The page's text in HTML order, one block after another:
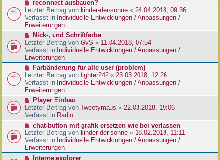
r
a
g
r
B
e
i
r
a
g
N
e
u
e
r
B
e
i
t
a
g
reconnect ausbauen?
Letzter Beitrag von kinder-der-sonne « 24.04.2018, 09:36
Verfasst in Individuelle Entwicklungen / Anpassungen /
Erweiterungen
N
e
u
e
r
B
e
i
t
a
g
Nick-, und Schriftfarbe
Letzter Beitrag von GvS « 11.04.2018, 07:54
Verfasst in Individuelle Entwicklungen / Anpassungen /
Erweiterungen
N
e
u
e
r
B
e
i
r
a
g
Farbänderung für alle user (problem)
Letzter Beitrag von fighter242 « 23.03.2018, 12:26
Verfasst in Individuelle Entwicklungen / Anpassungen /
Erweiterungen
N
e
u
e
r
B
e
i
Player Einbau
Letzter Beitrag von Tweetymaus « 22.03.2018, 19:06
Verfasst in Radio
N
e
u
e
r
chat-button mit grafik ersetzen wie bei verlassen
Letzter Beitrag von kinder-der-sonne « 18.02.2018, 11:11
Verfasst in Individuelle Entwicklungen / Anpassungen /
Erweiterungen
NInternetexplorer